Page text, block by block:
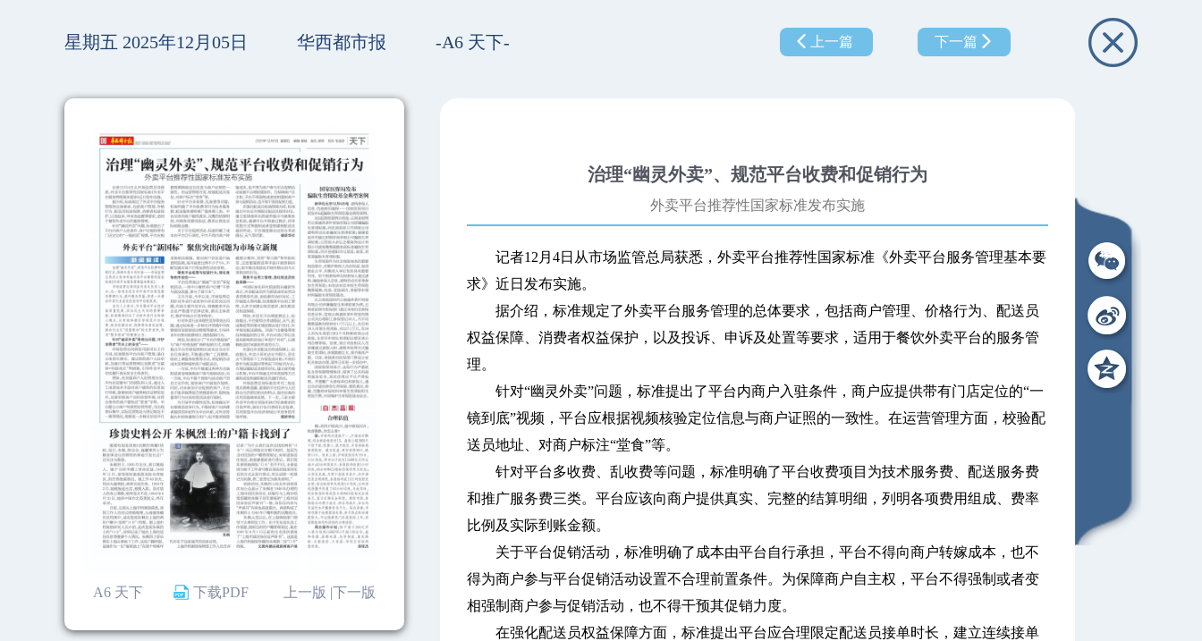
星期五 2025年12月05日 华西都市报 -A6 天下- 上一篇 下一篇
A6 天下 下载PDF 下一版
上一版 |
治理“幽灵外卖”、规范平台收费和促销行为
外卖平台推荐性国家标准发布实施
记者12月4日从市场监管总局获悉，外卖平台推荐性国家标准《外卖平台服务管理基本要
求》近日发布实施。
据介绍，标准规定了外卖平台服务管理的总体要求，包括商户管理、价格行为、配送员
权益保障、消费者权益保护，以及投诉、申诉及处置等要求，适用于餐饮外卖平台的服务管
理。
针对“幽灵外卖”问题，标准提出了平台内商户入驻条件，商户应提供带有门店定位的“一
镜到底”视频，平台应根据视频核验定位信息与商户证照的一致性。在运营管理方面，校验配
送员地址、对商户标注“堂食”等。
针对平台多收费、乱收费等问题，标准明确了平台收费项目为技术服务费、配送服务费
和推广服务费三类。平台应该向商户提供真实、完整的结算明细，列明各项费用组成、费率
比例及实际到账金额。
关于平台促销活动，标准明确了成本由平台自行承担，平台不得向商户转嫁成本，也不
得为商户参与平台促销活动设置不合理前置条件。为保障商户自主权，平台不得强制或者变
相强制商户参与促销活动，也不得干预其促销力度。
在强化配送员权益保障方面，标准提出平台应合理限定配送员接单时长，建立连续接单